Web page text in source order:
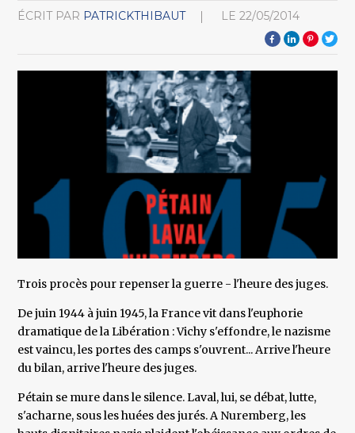
ÉCRIT PAR PATRICKTHIBAUT LE 22/05/2014
Trois procès pour repenser la guerre - l'heure des juges.
De juin 1944 à juin 1945, la France vit dans l'euphorie
dramatique de la Libération : Vichy s'effondre, le nazisme
est vaincu, les portes des camps s'ouvrent... Arrive l'heure
du bilan, arrive l'heure des juges.
Pétain se mure dans le silence. Laval, lui, se débat, lutte,
s'acharne, sous les huées des jurés. A Nuremberg, les